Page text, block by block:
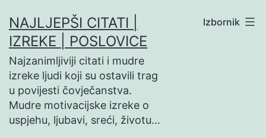
na
sadržaj
NAJLJEPŠI CITATI |
IZREKE | POSLOVICE
Najzanimljiviji citati i mudre
izreke ljudi koji su ostavili trag
u povijesti čovječanstva.
Mudre motivacijske izreke o
uspjehu, ljubavi, sreći, životu…
Izbornik